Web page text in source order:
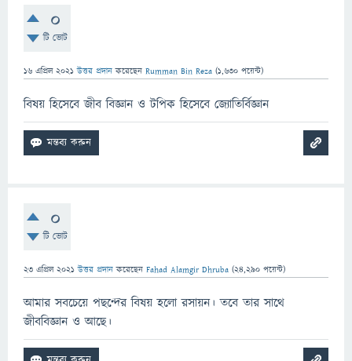
0
টি ভোট
16 এপ্রিল 2021 উত্তর প্রদান করেছেন Rumman Bin Reza (1,630 পয়েন্ট)
বিষয় হিসেবে জীব বিজ্ঞান ও টপিক হিসেবে জ্যোতির্বিজ্ঞান
0
টি ভোট
23 এপ্রিল 2021 উত্তর প্রদান করেছেন Fahad Alamgir Dhruba (24,290 পয়েন্ট)
আমার সবচেয়ে পছন্দের বিষয় হলো রসায়ন। তবে তার সাথে
জীববিজ্ঞান ও আছে।